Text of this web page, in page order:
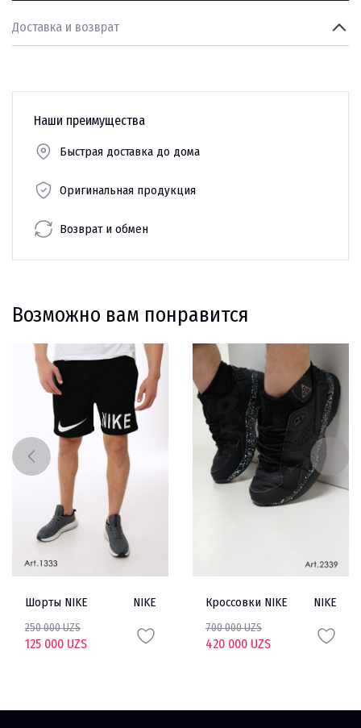
Доставка и возврат
Наши преимущества
Быстрая доставка до дома
Оригинальная продукция
Возврат и обмен
Возможно вам понравится
Шорты NIKE NIKE
250 000 UZS
125 000 UZS
Кроссовки NIKE NIKE
700 000 UZS
420 000 UZS